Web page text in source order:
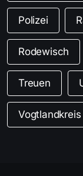
Polizei
Rodewisch
Treuen
Vogtlandkreis